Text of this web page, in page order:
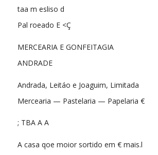
taa m esliso d
Pal roeado E <Ç
MERCEARIA E GONFEITAGIA
ANDRADE
Andrada, Leitáo e Joaguim, Limitada
Mercearia — Pastelaria — Papelaria €
; TBA A A
A casa qoe moior sortido em € mais.l